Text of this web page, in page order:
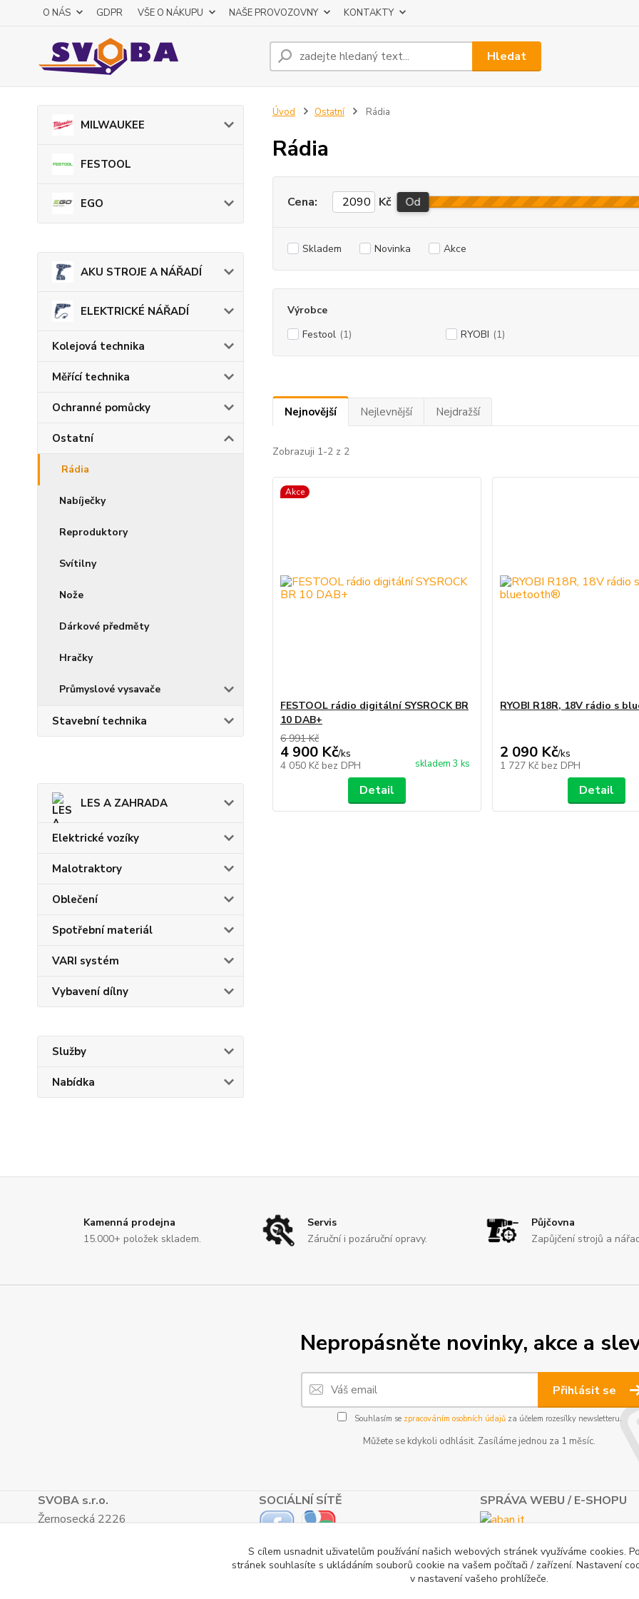
O NÁS GDPR VŠE O NÁKUPU NAŠE PROVOZOVNY KONTAKTY
Hledat
MILWAUKEE
FESTOOL
EGO
AKU STROJE A NÁŘADÍ
ELEKTRICKÉ NÁŘADÍ
Kolejová technika
Měřící technika
Ochranné pomůcky
Ostatní
Rádia
Nabíječky
Reproduktory
Svítilny
Nože
Dárkové předměty
Hračky
Průmyslové vysavače
Stavební technika
LES A ZAHRADA
Elektrické vozíky
Malotraktory
Oblečení
Spotřební materiál
VARI systém
Vybavení dílny
Služby
Nabídka
Úvod Ostatní Rádia
Rádia
Cena: Kč Od
Skladem Novinka Akce
Výrobce
Festool (1) RYOBI (1)
Nejnovější Nejlevnější Nejdražší
Zobrazuji 1-2 z 2
Akce
FESTOOL rádio digitální SYSROCK BR
10 DAB+
6 991 Kč
4 900 Kč/ks
4 050 Kč bez DPH skladem 3 ks
Detail
RYOBI R18R, 18V rádio s
2 090 Kč/ks
1 727 Kč bez DPH
Detail
Kamenná prodejna
15.000+ položek skladem.
Servis
Záruční i pozáruční opravy.
Půjčovna
Zapůjčení strojů a
Nepropásněte novinky, akce a
Přihlásit se
Souhlasím se zpracováním osobních údajůza účelem rozesílky newsletteru.
Můžete se kdykoli odhlásit. Zasíláme jednou za 1 měsíc.
SVOBA s.r.o. SOCIÁLNÍ SÍTĚ SPRÁVA WEBU / E-SHOPU
Žernosecká 2226
S cílem usnadnit uživatelům používání našich webových stránek využíváme cookies.
stránek souhlasíte s ukládáním souborů cookie na vašem počítači / zařízení. Nastavení
v nastavení vašeho prohlížeče.